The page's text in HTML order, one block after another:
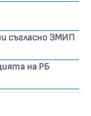
съгласно ЗМИП
на РБ